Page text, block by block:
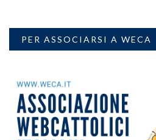
PER ASSOCIARSI A WECA